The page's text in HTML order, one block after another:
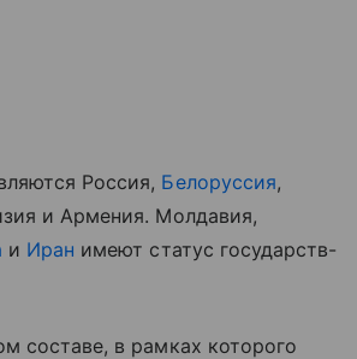
Россия, Белоруссия,
и Армения. Молдавия,
и Иран имеют статус государств-
составе, в рамках которого